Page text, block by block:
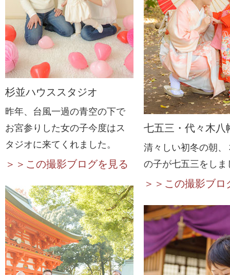
杉並ハウススタジオ
昨年、台風一過の青空の下で
お宮参りした女の子今度はス
タジオに来てくれました。
＞＞この撮影ブログを見る
七五三・代々木八
清々しい初冬の朝、
の子が七五三をしま
＞＞この撮影ブロ